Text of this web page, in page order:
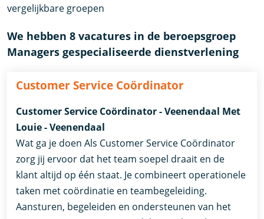
vergelijkbare groepen
We hebben 8 vacatures in de beroepsgroep
Managers gespecialiseerde dienstverlening
Customer Service Coördinator
Customer Service Coördinator - Veenendaal Met
Louie - Veenendaal
Wat ga je doen Als Customer Service Coördinator
zorg jij ervoor dat het team soepel draait en de
klant altijd op één staat. Je combineert operationele
taken met coördinatie en teambegeleiding.
Aansturen, begeleiden en ondersteunen van het